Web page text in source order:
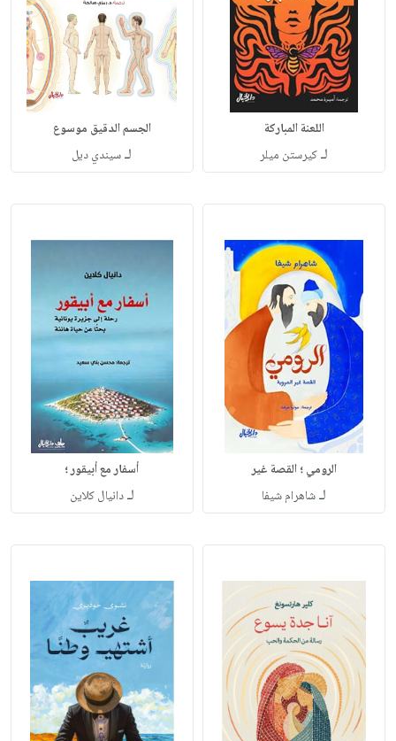
اللعنة المباركة
لـكيرستن ميلر
الجسم الدقيق موسوع
لـسيندي ديل
الرومي ؛ القصة غير
لـشاهرام شيفا
أسفار مع أبيقور ؛
لـدانيال كلاين